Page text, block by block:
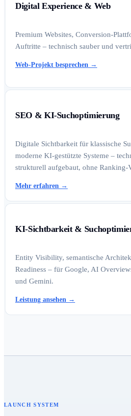
Digital Experience & Web
Premium Websites, Conversion-
Auftritte – technisch sauber und
Web-Projekt besprechen →
SEO & KI-Suchoptimierung
Digitale Sichtbarkeit für klassische
moderne KI-gestützte Systeme –
strukturell aufgebaut, ohne Ranking-
Mehr erfahren →
KI-Sichtbarkeit &
Entity Visibility, semantische
Readiness – für Google, AI
und Gemini.
Leistung ansehen →
LAUNCH SYSTEM